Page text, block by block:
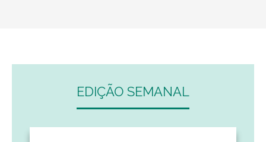
EDIÇÃO SEMANAL